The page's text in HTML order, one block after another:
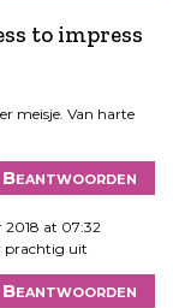
to impress
meisje. Van harte
Beantwoorden
2018 at 07:32
prachtig uit
Beantwoorden